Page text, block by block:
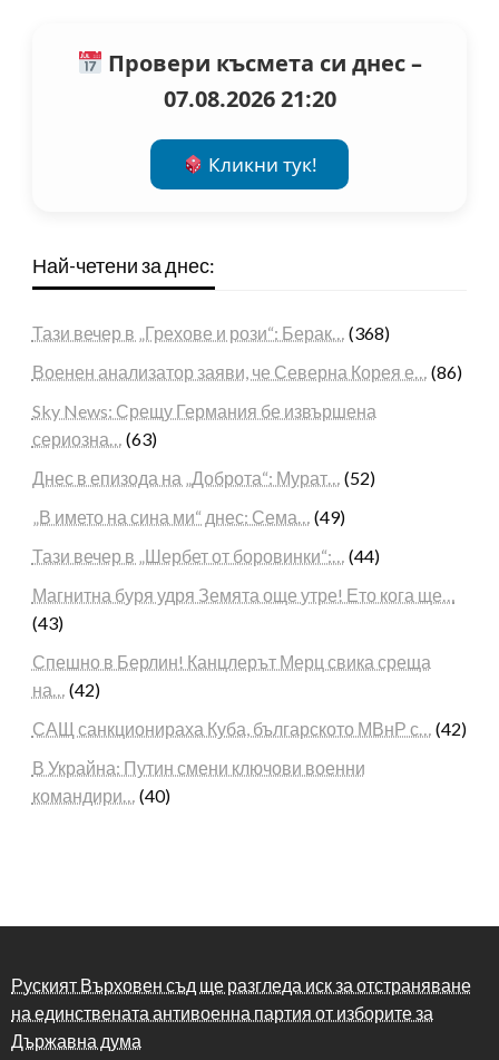
Провери късмета си днес –
07.08.2026 21:20
Кликни тук!
Най-четени за днес:
Тази вечер в „Грехове и рози“: Берак… (368)
Военен анализатор заяви, че Северна Корея е… (86)
Sky News: Срещу Германия бе извършена
сериозна… (63)
Днес в епизода на „Доброта“: Мурат… (52)
„В името на сина ми“ днес: Сема… (49)
Тази вечер в „Шербет от боровинки“:… (44)
Магнитна буря удря Земята още утре! Ето кога ще…
(43)
Спешно в Берлин! Канцлерът Мерц свика среща
на… (42)
САЩ санкционираха Куба, българското МВнР с… (42)
В Украйна: Путин смени ключови военни
командири… (40)
Руският Върховен съд ще разгледа иск за отстраняване
на единствената антивоенна партия от изборите за
Държавна дума